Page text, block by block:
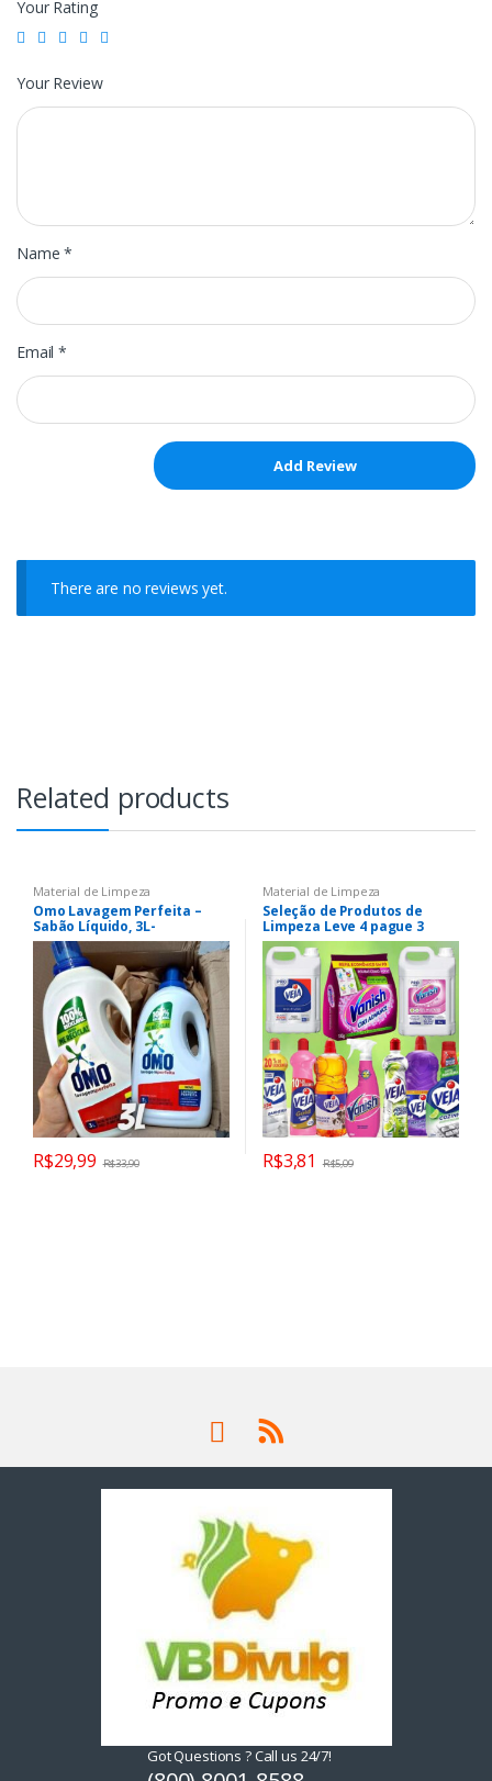
Your Rating
Your Review
Name*
Email*
There are no reviews yet.
Related products
Material de Limpeza
Omo Lavagem Perfeita –
Sabão Líquido, 3L-
embalagem variável
R$29,99 R$33,90
Material de Limpeza
Seleção de Produtos de
Limpeza Leve 4 pague 3
R$3,81 R$5,09
Got Questions ? Call us 24/7!